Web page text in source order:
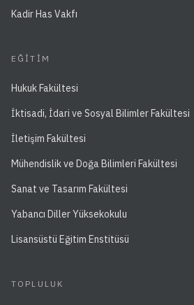
Kadir Has Vakfı
EĞITIM
Hukuk Fakültesi
İktisadi, İdari ve Sosyal Bilimler Fakültesi
İletişim Fakültesi
Mühendislik ve Doğa Bilimleri Fakültesi
Sanat ve Tasarım Fakültesi
Yabancı Diller Yüksekokulu
Lisansüstü Eğitim Enstitüsü
TOPLULUK